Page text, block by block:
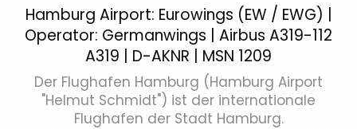
Hamburg Airport: Eurowings (EW / EWG) |
Operator: Germanwings | Airbus A319-112
A319 | D-AKNR | MSN 1209
Der Flughafen Hamburg (Hamburg Airport
"Helmut Schmidt") ist der internationale
Flughafen der Stadt Hamburg.